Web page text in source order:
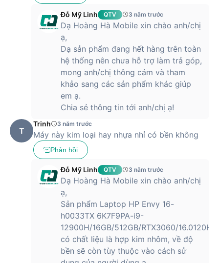
3.5mm và 1 khe cắm thẻ nhớ microSD. Pin trang bị trên máy
có là dạng pin 6 cell công suất 83Wh, mang tới thời gian
dụng liên tục lên tới 8-10 tiếngvới mỗi lần sạc tùy vào nhu
Laptop HP Envy 16-h0033TX 6K7F9PA hiện đang được bán
ra tại Hoàng Hà Mobile với mức giá siêu tốt. Hãy đến ngay
chi nhánh Hoàng Hà Mobile gần nhất hoặc click đặt hàng để
được miễn phí vận chuyển toàn quốc.
Đỗ Mỹ Linh QTV 3 năm trước
Dạ Hoàng Hà Mobile xin chào anh/chị
ạ,
Dạ sản phẩm đang hết hàng trên toàn
hệ thống nên chưa hỗ trợ làm trả góp,
mong anh/chị thông cảm và tham
khảo sang các sản phẩm khác giúp
em ạ.
Chia sẻ thông tin tới anh/chị ạ!
T
Trinh 3 năm trước
Máy này kim loại hay nhựa nhỉ có bền không
Phản hồi
Đỗ Mỹ Linh QTV 3 năm trước
Dạ Hoàng Hà Mobile xin chào anh/chị
ạ,
Sản phẩm Laptop HP Envy 16-
h0033TX 6K7F9PA-i9-
12900H/16GB/512GB/RTX3060/
có chất liệu là hợp kim nhôm, về độ
bền sẽ còn tùy thuộc vào cách sử